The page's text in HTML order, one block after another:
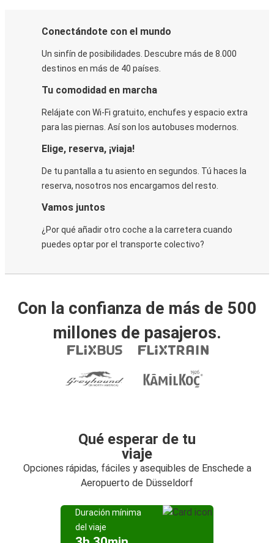
Conectándote con el mundo
Un sinfín de posibilidades. Descubre más de 8.000
destinos en más de 40 países.
Tu comodidad en marcha
Relájate con Wi-Fi gratuito, enchufes y espacio extra
para las piernas. Así son los autobuses modernos.
Elige, reserva, ¡viaja!
De tu pantalla a tu asiento en segundos. Tú haces la
reserva, nosotros nos encargamos del resto.
Vamos juntos
¿Por qué añadir otro coche a la carretera cuando
puedes optar por el transporte colectivo?
Con la confianza de más de 500
millones de pasajeros.
Qué esperar de tu
viaje
Opciones rápidas, fáciles y asequibles de Enschede a
Aeropuerto de Düsseldorf
Duración mínima
del viaje